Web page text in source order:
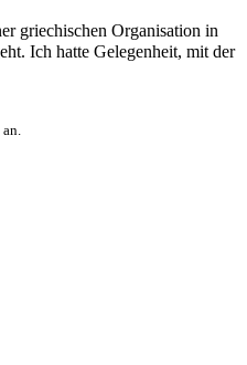
griechischen Organisation in
Ich hatte Gelegenheit, mit der